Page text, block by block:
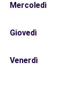
Mercoledì
Giovedì
Venerdì